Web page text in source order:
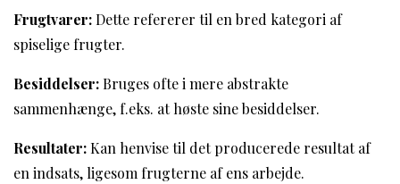
Frugtvarer:Dette refererer til en bred kategori af
spiselige frugter.
Besiddelser:Bruges ofte i mere abstrakte
sammenhænge, f.eks. at høste sine besiddelser.
Resultater:Kan henvise til det producerede resultat af
en indsats, ligesom frugterne af ens arbejde.